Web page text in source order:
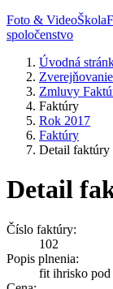
Foto & VideoŠkola
spoločenstvo
Úvodná
Zverejňovanie
Zmluvy
Faktúry
Rok 2017
Faktúry
Detail faktúry
Detail
Číslo faktúry:
102
Popis plnenia:
fit ihrisko pod